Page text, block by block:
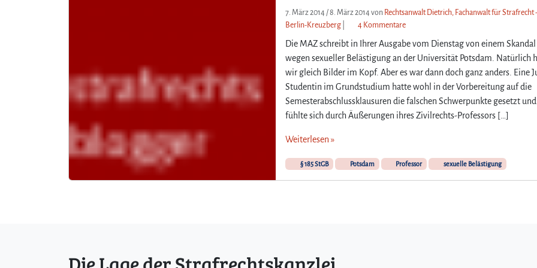
7. März 2014 /8. März 2014von Rechtsanwalt Dietrich, Fachanwalt für Strafrecht -
Berlin-Kreuzberg
4 Kommentarez
F
a
l
l
s
u
Die MAZ schreibt in Ihrer Ausgabe vom Dienstag von einem Skandal
wegen sexueller Belästigung an der Universität Potsdam. Natürlich
wir gleich Bilder im Kopf. Aber es war dann doch ganz anders. Eine
Studentin im Grundstudium hatte wohl in der Vorbereitung auf die
Semesterabschlussklausuren die falschen Schwerpunkte gesetzt und
fühlte sich durch Äußerungen ihres Zivilrechts-Professors […]
Weiterlesen »
§ 185 StGB Potsdam Professor sexuelle Belästigung